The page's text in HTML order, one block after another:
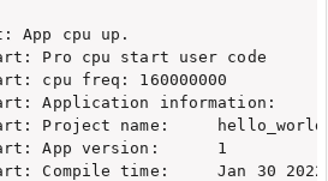
App cpu up.
Pro cpu start user code
cpu freq: 160000000
Application information:
Project name:     hello_world
App version:      1
Compile time:     Jan 30 2022